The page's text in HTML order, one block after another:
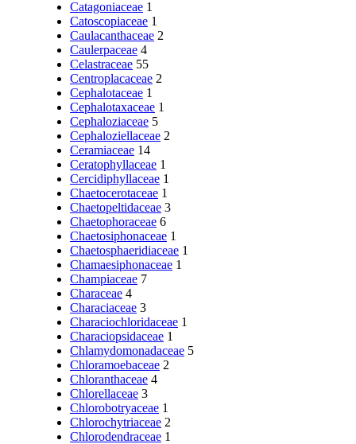
Catagoniaceae 1
Catoscopiaceae 1
Caulacanthaceae 2
Caulerpaceae 4
Celastraceae 55
Centroplacaceae 2
Cephalotaceae 1
Cephalotaxaceae 1
Cephaloziaceae 5
Cephaloziellaceae 2
Ceramiaceae 14
Ceratophyllaceae 1
Cercidiphyllaceae 1
Chaetocerotaceae 1
Chaetopeltidaceae 3
Chaetophoraceae 6
Chaetosiphonaceae 1
Chaetosphaeridiaceae 1
Chamaesiphonaceae 1
Champiaceae 7
Characeae 4
Characiaceae 3
Characiochloridaceae 1
Characiopsidaceae 1
Chlamydomonadaceae 5
Chloramoebaceae 2
Chloranthaceae 4
Chlorellaceae 3
Chlorobotryaceae 1
Chlorochytriaceae 2
Chlorodendraceae 1